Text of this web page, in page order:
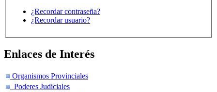
¿Recordar contraseña?
¿Recordar usuario?
Enlaces de Interés
Organismos Provinciales
Poderes Judiciales